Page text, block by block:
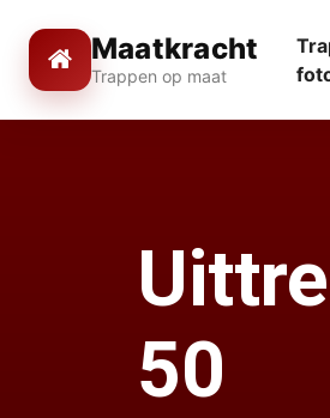
Maatkracht
Trappen op maat
50